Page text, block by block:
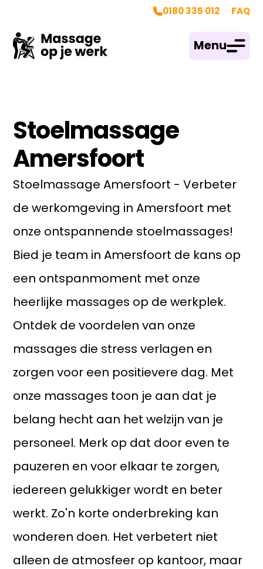
0180 335 012 FAQ
Menu
Stoelmassage
Amersfoort
Stoelmassage Amersfoort - Verbeter
de werkomgeving in Amersfoort met
onze ontspannende stoelmassages!
Bied je team in Amersfoort de kans op
een ontspanmoment met onze
heerlijke massages op de werkplek.
Ontdek de voordelen van onze
massages die stress verlagen en
zorgen voor een positievere dag. Met
onze massages toon je aan dat je
belang hecht aan het welzijn van je
personeel. Merk op dat door even te
pauzeren en voor elkaar te zorgen,
iedereen gelukkiger wordt en beter
werkt. Zo'n korte onderbreking kan
wonderen doen. Het verbetert niet
alleen de atmosfeer op kantoor, maar